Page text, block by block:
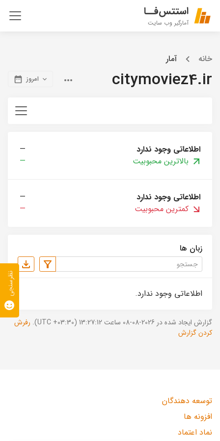
استتس‌فــا
آمارگیر وب سایت
خانه آمار
citymoviez4.ir امروز
اطلاعاتی وجود ندارد
—
بالاترین محبوبیت
—
اطلاعاتی وجود ندارد
—
کمترین محبوبیت
—
زبان ها
اطلاعاتی وجود ندارد.
گزارش ایجاد شده در 2026-08-08 ساعت 13:27:12 (UTC +03:30).
رفرش
کردن گزارش
توسعه دهندگان
افزونه ها
نماد اعتماد
نظرسنجی